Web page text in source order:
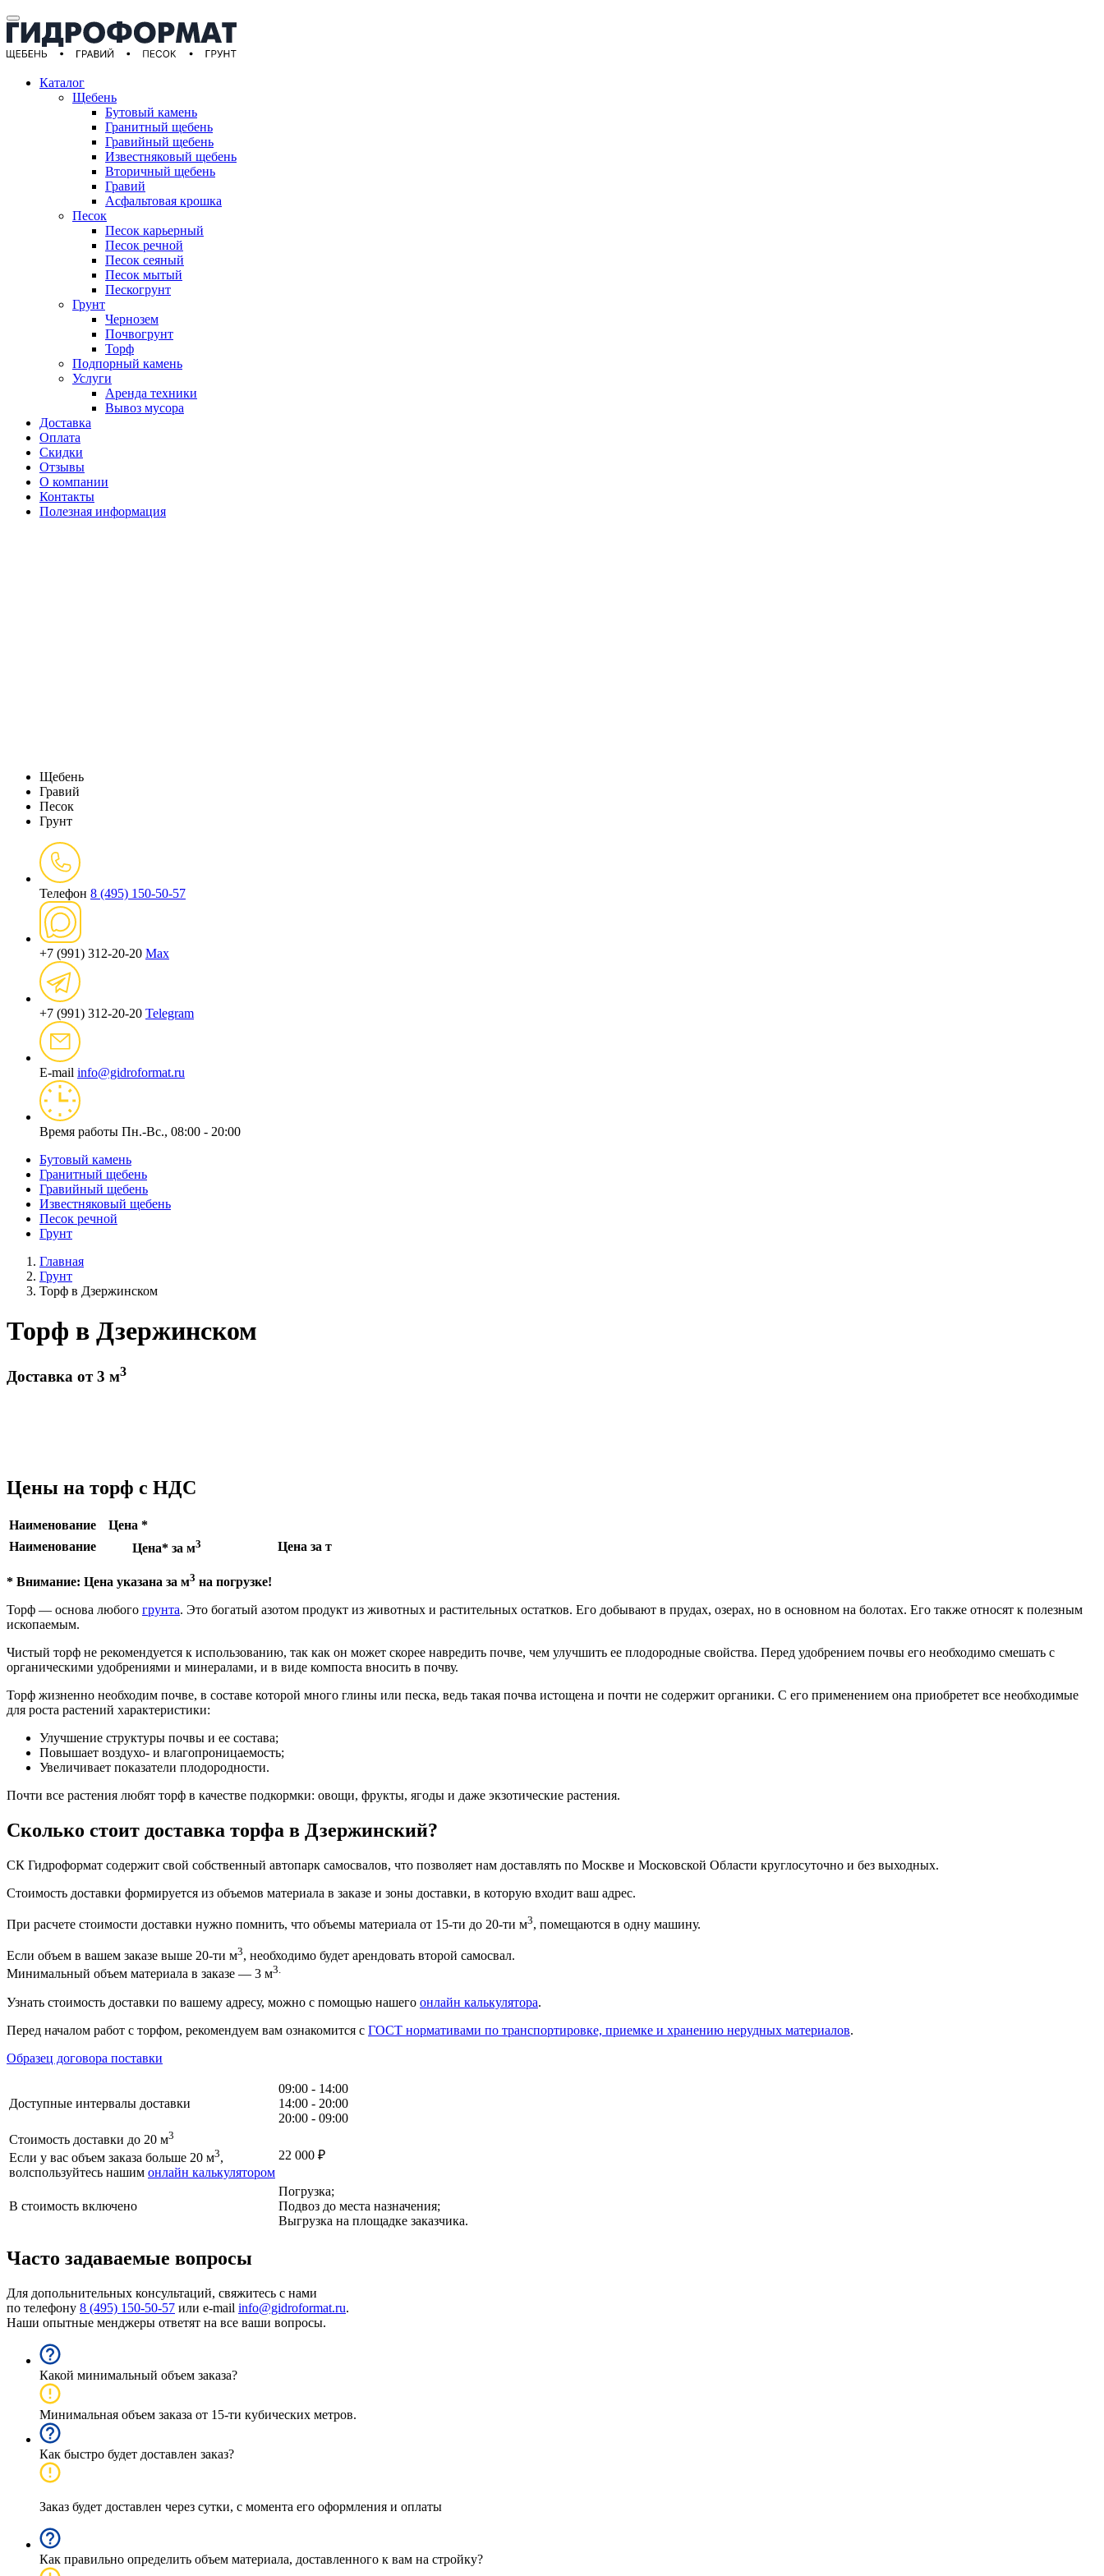
Каталог
Щебень
Бутовый камень
Гранитный щебень
Гравийный щебень
Известняковый щебень
Вторичный щебень
Гравий
Асфальтовая крошка
Песок
Песок карьерный
Песок речной
Песок сеяный
Песок мытый
Пескогрунт
Грунт
Чернозем
Почвогрунт
Торф
Подпорный камень
Услуги
Аренда техники
Вывоз мусора
Доставка
Оплата
Скидки
Отзывы
О компании
Контакты
Полезная информация
Щебень
Гравий
Песок
Грунт
Телефон 8 (495) 150-50-57
+7 (991) 312-20-20 Max
+7 (991) 312-20-20 Telegram
E-mail info@gidroformat.ru
Время работы Пн.-Вс., 08:00 - 20:00
Бутовый камень
Гранитный щебень
Гравийный щебень
Известняковый щебень
Песок речной
Грунт
Главная
Грунт
Торф в Дзержинском
Торф в Дзержинском
Доставка от 3 м3
Цены на торф с НДС
Наименование
Цена *
Наименование
Цена* за м3 Цена за т
* Внимание: Цена указана за м3 на погрузке!
Торф — основа любого грунта. Это богатый азотом продукт из животных и растительных остатков. Его добывают в прудах, озерах, но в основном на болотах. Его также относят к полезным
ископаемым.
Чистый торф не рекомендуется к использованию, так как он может скорее навредить почве, чем улучшить ее плодородные свойства. Перед удобрением почвы его необходимо смешать с
органическими удобрениями и минералами, и в виде компоста вносить в почву.
Торф жизненно необходим почве, в составе которой много глины или песка, ведь такая почва истощена и почти не содержит органики. С его применением она приобретет все необходимые
для роста растений характеристики:
Улучшение структуры почвы и ее состава;
Повышает воздухо- и влагопроницаемость;
Увеличивает показатели плодородности.
Почти все растения любят торф в качестве подкормки: овощи, фрукты, ягоды и даже экзотические растения.
Сколько стоит доставка торфа в Дзержинский?
СК Гидроформат содержит свой собственный автопарк самосвалов, что позволяет нам доставлять по Москве и Московской Области круглосуточно и без выходных.
Стоимость доставки формируется из объемов материала в заказе и зоны доставки, в которую входит ваш адрес.
При расчете стоимости доставки нужно помнить, что объемы материала от 15-ти до 20-ти м3, помещаются в одну машину.
Если объем в вашем заказе выше 20-ти м3, необходимо будет арендовать второй самосвал.
Минимальный объем материала в заказе — 3 м3.
Узнать стоимость доставки по вашему адресу, можно с помощью нашего онлайн калькулятора.
Перед началом работ с торфом, рекомендуем вам ознакомится с ГОСТ нормативами по транспортировке, приемке и хранению нерудных материалов.
Образец договора поставки
Доступные интервалы доставки
09:00 - 14:00
14:00 - 20:00
20:00 - 09:00
Стоимость доставки до 20 м3
Если у вас объем заказа больше 20 м3,
волспользуйтесь нашим онлайн калькулятором
22 000 ₽
В стоимость включено
Погрузка;
Подвоз до места назначения;
Выгрузка на площадке заказчика.
Часто задаваемые вопросы
Для допольнительных консультаций, свяжитесь с нами
по телефону 8 (495) 150-50-57 или e-mail info@gidroformat.ru.
Наши опытные менджеры ответят на все ваши вопросы.
Какой минимальный объем заказа?
Минимальная объем заказа от 15-ти кубических метров.
Как быстро будет доставлен заказ?
Заказ будет доставлен через сутки, с момента его оформления и оплаты
Как правильно определить объем материала, доставленного к вам на стройку?